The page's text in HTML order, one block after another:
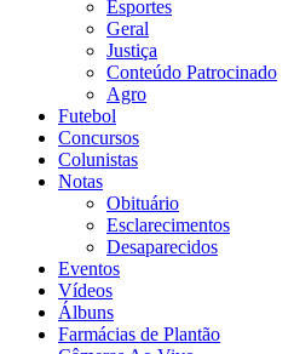
Esportes
Geral
Justiça
Conteúdo Patrocinado
Agro
Futebol
Concursos
Colunistas
Notas
Obituário
Esclarecimentos
Desaparecidos
Eventos
Vídeos
Álbuns
Farmácias de Plantão